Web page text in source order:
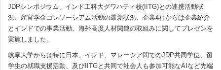
JDPシンポジウム、インド工科大グワハティ校(IITG)との連携活動状
況、産官学金コンソーシアム活動の最新状況、企業4社からは企業紹介
とインドでの事業活動、海外高度人材関連の取組みに関してプレゼンを
実施しました。
岐阜大学からは特に日本、インド、マレーシア間でのJDP共同学位、留
学生の就職支援活動、及びIITGと共同で社会人も参加可能なAIなど先端